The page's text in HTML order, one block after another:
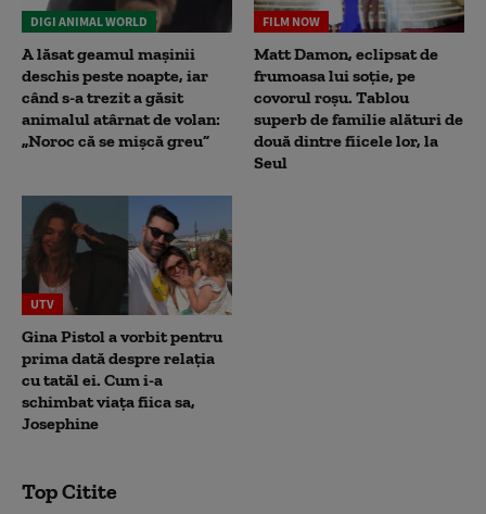
DIGI ANIMAL WORLD
A lăsat geamul mașinii
deschis peste noapte, iar
când s-a trezit a găsit
animalul atârnat de volan:
„Noroc că se mișcă greu”
FILM NOW
Matt Damon, eclipsat de
frumoasa lui soție, pe
covorul roșu. Tablou
superb de familie alături de
două dintre fiicele lor, la
Seul
UTV
Gina Pistol a vorbit pentru
prima dată despre relația
cu tatăl ei. Cum i-a
schimbat viața fiica sa,
Josephine
Top Citite